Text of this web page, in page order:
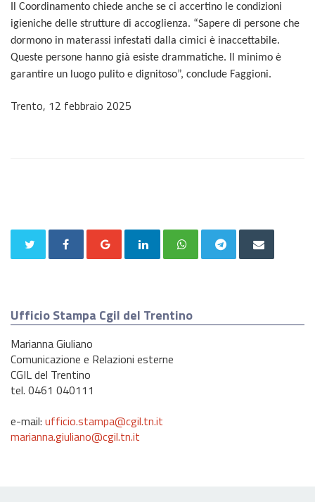
Il Coordinamento chiede anche se ci accertino le condizioni
igieniche delle strutture di accoglienza. “Sapere di persone che
dormono in materassi infestati dalla cimici è inaccettabile.
Queste persone hanno già esiste drammatiche. Il minimo è
garantire un luogo pulito e dignitoso”, conclude Faggioni.
Trento, 12 febbraio 2025
Ufficio Stampa Cgil del Trentino
Marianna Giuliano
Comunicazione e Relazioni esterne
CGIL del Trentino
tel. 0461 040111
e-mail: ufficio.stampa@cgil.tn.it
marianna.giuliano@cgil.tn.it